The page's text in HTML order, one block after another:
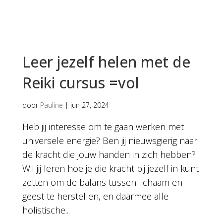
Leer jezelf helen met de
Reiki cursus =vol
door Pauline | jun 27, 2024
Heb jij interesse om te gaan werken met
universele energie? Ben jij nieuwsgierig naar
de kracht die jouw handen in zich hebben?
Wil jij leren hoe je die kracht bij jezelf in kunt
zetten om de balans tussen lichaam en
geest te herstellen, en daarmee alle
holistische...